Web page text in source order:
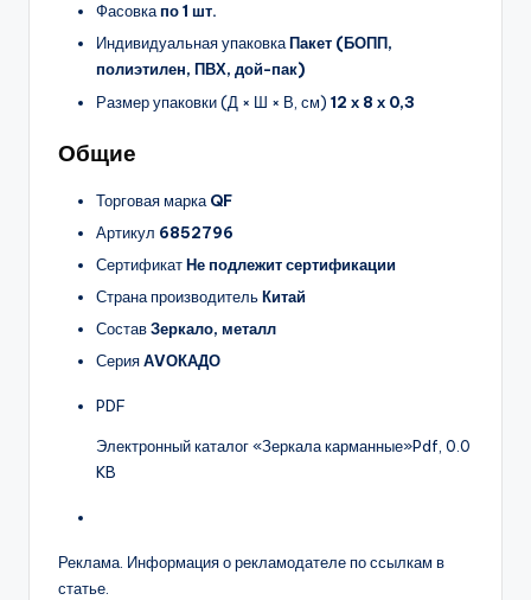
Фасовкапо 1 шт.
Индивидуальная упаковкаПакет (БОПП,
полиэтилен, ПВХ, дой-пак)
Размер упаковки (Д × Ш × В, см) 12 х 8 х 0,3
Общие
Торговая марка QF
Артикул 6852796
СертификатНе подлежит сертификации
Страна производительКитай
СоставЗеркало, металл
СерияАVОКАДО
PDF
Электронный каталог «Зеркала карманные»Pdf, 0.0
KB
Реклама. Информация о рекламодателе по ссылкам в
статье.